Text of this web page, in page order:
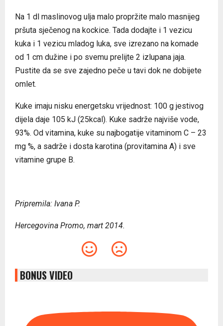
Na 1 dl maslinovog ulja malo propržite malo masnijeg
pršuta sječenog na kockice. Tada dodajte i 1 vezicu
kuka i 1 vezicu mladog luka, sve izrezano na komade
od 1 cm dužine i po svemu prelijte 2 izlupana jaja.
Pustite da se sve zajedno peče u tavi dok ne dobijete
omlet.
Kuke imaju nisku energetsku vrijednost: 100 g jestivog
dijela daje 105 kJ (25kcal). Kuke sadrže najviše vode,
93%. Od vitamina, kuke su najbogatije vitaminom C – 23
mg %, a sadrže i dosta karotina (provitamina A) i sve
vitamine grupe B.
Pripremila: Ivana P.
Hercegovina Promo, mart 2014.
BONUS VIDEO